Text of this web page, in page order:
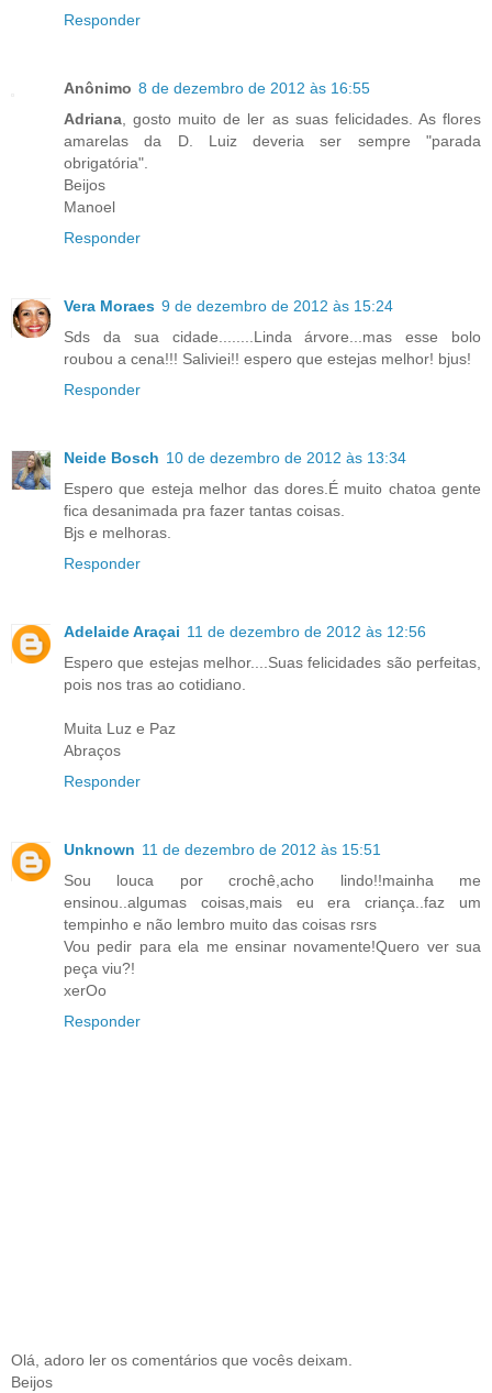
Responder
Anônimo 8 de dezembro de 2012 às 16:55
Adriana, gosto muito de ler as suas felicidades. As flores
amarelas da D. Luiz deveria ser sempre "parada
obrigatória".
Beijos
Manoel
Responder
Vera Moraes 9 de dezembro de 2012 às 15:24
Sds da sua cidade........Linda árvore...mas esse bolo
roubou a cena!!! Saliviei!! espero que estejas melhor! bjus!
Responder
Neide Bosch 10 de dezembro de 2012 às 13:34
Espero que esteja melhor das dores.É muito chatoa gente
fica desanimada pra fazer tantas coisas.
Bjs e melhoras.
Responder
Adelaide Araçai 11 de dezembro de 2012 às 12:56
Espero que estejas melhor....Suas felicidades são perfeitas,
pois nos tras ao cotidiano.
Muita Luz e Paz
Abraços
Responder
Unknown 11 de dezembro de 2012 às 15:51
Sou louca por crochê,acho lindo!!mainha me
ensinou..algumas coisas,mais eu era criança..faz um
tempinho e não lembro muito das coisas rsrs
Vou pedir para ela me ensinar novamente!Quero ver sua
peça viu?!
xerOo
Responder
Olá, adoro ler os comentários que vocês deixam.
Beijos